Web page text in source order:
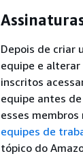
Depois de criar
equipe e alterar
inscritos
equipe antes
esses membros
equipes de
tópico do